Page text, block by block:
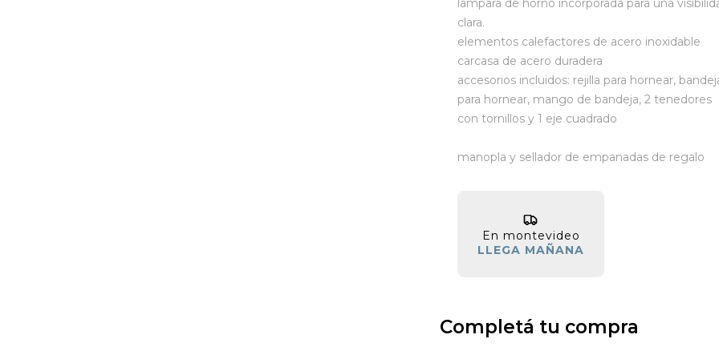
lampara de horno incorporada para una
clara.
elementos calefactores de acero inoxidable
carcasa de acero duradera
accesorios incluidos: rejilla para hornear,
para hornear, mango de bandeja, 2 tenedores
con tornillos y 1 eje cuadrado
manopla y sellador de empanadas de regalo
En montevideo
LLEGA MAÑANA
Completá tu compra